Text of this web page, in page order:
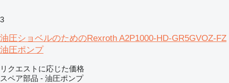
3
油圧ショベルのためのRexroth A2P1000-HD-GR5GVOZ-FZ
油圧ポンプ
リクエストに応じた価格
スペア部品 - 油圧ポンプ